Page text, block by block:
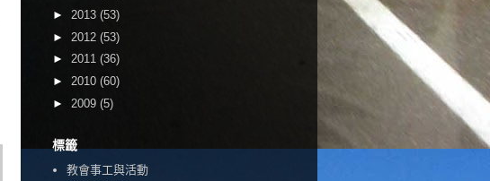
► 2013 (53)
► 2012 (53)
► 2011 (36)
► 2010 (60)
► 2009 (5)
標籤
教會事工與活動